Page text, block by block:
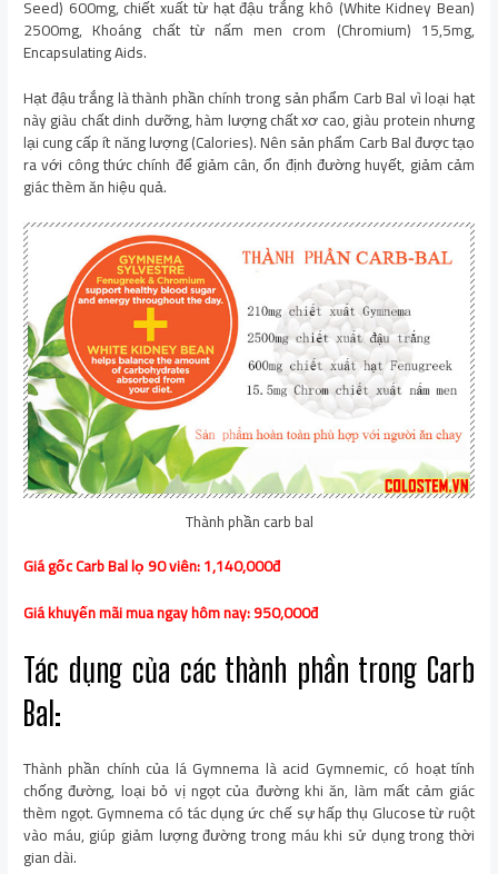
Seed) 600mg, chiết xuất từ hạt đậu trắng khô (White Kidney Bean)
2500mg, Khoáng chất từ nấm men crom (Chromium) 15,5mg,
Encapsulating Aids.
Hạt đậu trắng là thành phần chính trong sản phẩm Carb Bal vì loại hạt
này giàu chất dinh dưỡng, hàm lượng chất xơ cao, giàu protein nhưng
lại cung cấp ít năng lượng (Calories). Nên sản phẩm Carb Bal được tạo
ra với công thức chính để giảm cân, ổn định đường huyết, giảm cảm
giác thèm ăn hiệu quả.
Thành phần carb bal
Giá gốc Carb Bal lọ 90 viên: 1,140,000đ
Giá khuyến mãi mua ngay hôm nay: 950,000đ
Tác dụng của các thành phần trong Carb
Bal:
Thành phần chính của lá Gymnema là acid Gymnemic, có hoạt tính
chống đường, loại bỏ vị ngọt của đường khi ăn, làm mất cảm giác
thèm ngọt. Gymnema có tác dụng ức chế sự hấp thụ Glucose từ ruột
vào máu, giúp giảm lượng đường trong máu khi sử dụng trong thời
gian dài.